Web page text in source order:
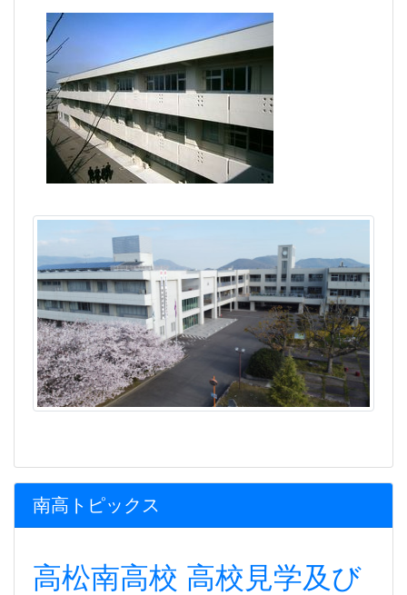
南高トピックス
高松南高校 高校見学及び
体験授業の実施について
関係者を対象として高校見学及び体験授業を開催しま
詳しくは、下記ＰＤＦファイルをご覧ください。
中学校を通して、お申し込みいただくこととしていま